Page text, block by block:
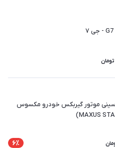
تومان
موتور گیربکس خودرو مکسوس
6٪